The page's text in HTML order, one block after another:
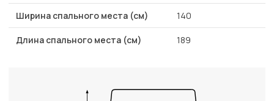
Ширина спального места (см) 140
Длина спального места (см) 189